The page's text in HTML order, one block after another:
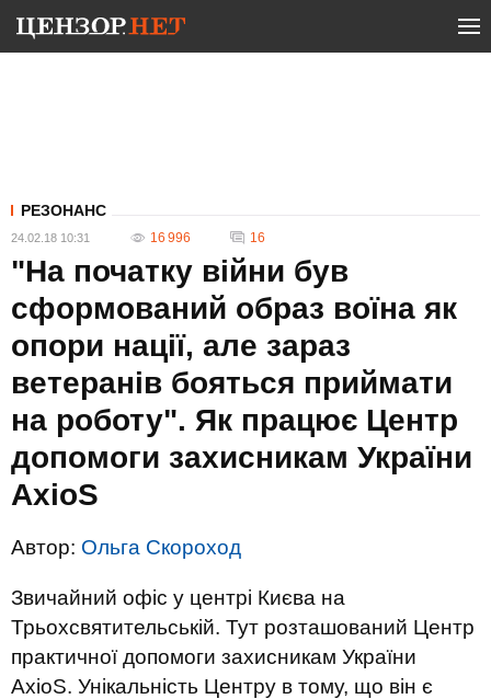
РЕЗОНАНС
24.02.18 10:31 16 996 16
"На початку війни був
сформований образ воїна як
опори нації, але зараз
ветеранів бояться приймати
на роботу". Як працює Центр
допомоги захисникам України
AxioS
Автор: Ольга Скороход
Звичайний офіс у центрі Києва на
Трьохсвятительській. Тут розташований Центр
практичної допомоги захисникам України
AxioS. Унікальність Центру в тому, що він є